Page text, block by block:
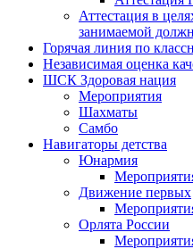
Аттестация в
занимаемой
Горячая линия по
Независимая оценка
ШСК Здоровая нация
Мероприятия
Шахматы
Самбо
Навигаторы детства
Юнармия
Движение первых
Орлята России